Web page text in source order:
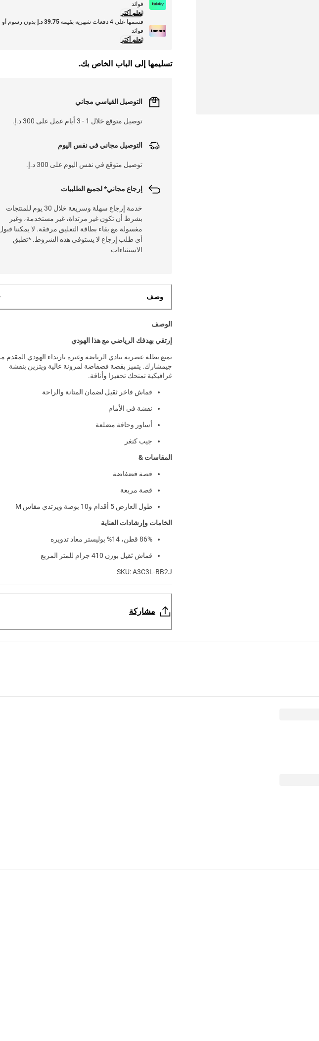
فوائد
تعلم أكثر
قسمها على 4 دفعات شهرية بقيمة
39.75 د.إ
بدون رسوم أو
فوائد
تعلم أكثر
تسليمها إلى الباب الخاص بك.
التوصيل القياسي مجاني
توصيل متوقع خلال 1 - 3 أيام عمل على 300 د.إ.
التوصيل مجاني في نفس اليوم
توصيل متوقع في نفس اليوم على 300 د.إ.
إرجاع مجاني* لجميع الطلبيات
خدمة إرجاع سهلة وسريعة خلال 30 يوم للمنتجات
بشرط أن تكون غير مرتداة، غير مستخدمة، وغير
مغسولة مع بقاء بطاقة التعليق مرفقة. لا يمكننا
أي طلب إرجاع لا يستوفي هذه الشروط. *تطبق
الاستثناءات
وصف
الوصف
إرتقي بهدفك الرياضي مع هذا الهودي
تمتع بطلة عصرية بنادي الرياضة وغيره بارتداء الهودي المقدم
جيمشارك. يتميز بقصة فضفاضة لمرونة عالية ويتزين بنقشة
غرافيكية تمنحك تحفيزا وأناقة.
قماش فاخر ثقيل لضمان المتانة والراحة
نقشة في الأمام
أساور وحافة مضلعة
جيب كنغر
المقاسات &
قصة فضفاضة
قصة مربعة
طول العارض 5 أقدام و10 بوصة ويرتدي مقاس M
الخامات وإرشادات العناية
86% قطن، 14% بوليستر معاد تدويره
قماش ثقيل بوزن 410 جرام للمتر المربع
SKU: A3C3L-BB2J
مشاركة